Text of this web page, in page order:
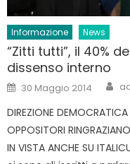
Informazione News
“Zitti tutti”, il 40%
dissenso interno
Posted
on
30 Maggio 2014
DIREZIONE
OPPOSITORI
IN VISTA ANCHE SU